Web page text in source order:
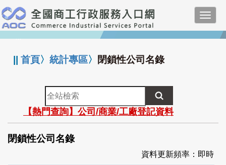
跳
到
主
要
:::
||首頁〉統計專區〉 閉鎖性公司名錄
全
站
檢
索
【熱門查詢】公司/商業/工廠登記資料
閉鎖性公司名錄
資料更新頻率：即時